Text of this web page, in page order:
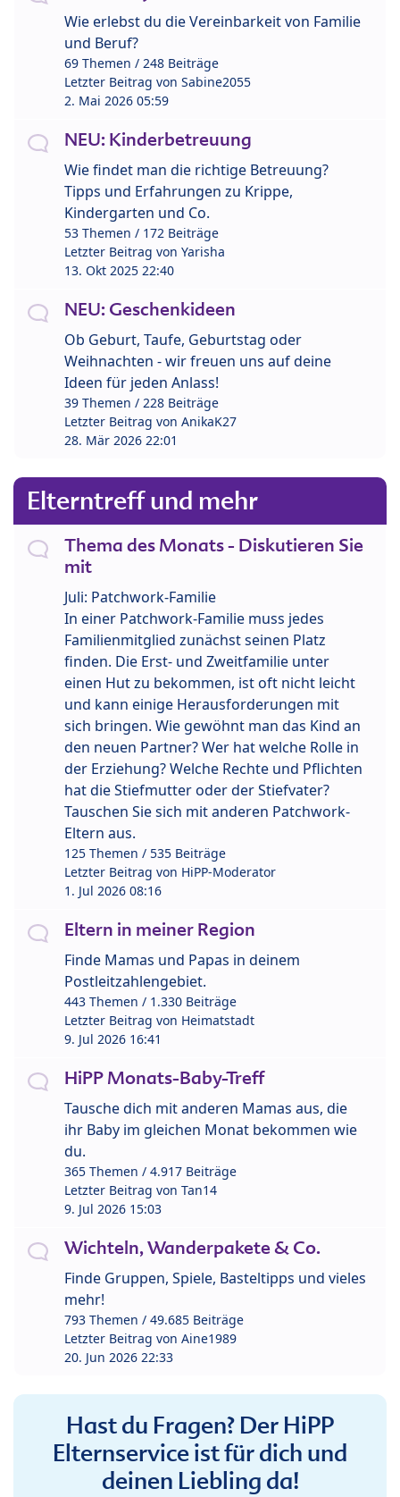
Wie erlebst du die Vereinbarkeit von Familie
und Beruf?
69 Themen / 248 Beiträge
Letzter Beitrag von Sabine2055
2. Mai 2026 05:59
NEU: Kinderbetreuung
Wie findet man die richtige Betreuung?
Tipps und Erfahrungen zu Krippe,
Kindergarten und Co.
53 Themen / 172 Beiträge
Letzter Beitrag von Yarisha
13. Okt 2025 22:40
NEU: Geschenkideen
Ob Geburt, Taufe, Geburtstag oder
Weihnachten - wir freuen uns auf deine
Ideen für jeden Anlass!
39 Themen / 228 Beiträge
Letzter Beitrag von AnikaK27
28. Mär 2026 22:01
Elterntreff und mehr
Thema des Monats - Diskutieren Sie
mit
Juli: Patchwork-Familie
In einer Patchwork-Familie muss jedes
Familienmitglied zunächst seinen Platz
finden. Die Erst- und Zweitfamilie unter
einen Hut zu bekommen, ist oft nicht leicht
und kann einige Herausforderungen mit
sich bringen. Wie gewöhnt man das Kind an
den neuen Partner? Wer hat welche Rolle in
der Erziehung? Welche Rechte und Pflichten
hat die Stiefmutter oder der Stiefvater?
Tauschen Sie sich mit anderen Patchwork-
Eltern aus.
125 Themen / 535 Beiträge
Letzter Beitrag von HiPP-Moderator
1. Jul 2026 08:16
Eltern in meiner Region
Finde Mamas und Papas in deinem
Postleitzahlengebiet.
443 Themen / 1.330 Beiträge
Letzter Beitrag von Heimatstadt
9. Jul 2026 16:41
HiPP Monats-Baby-Treff
Tausche dich mit anderen Mamas aus, die
ihr Baby im gleichen Monat bekommen wie
du.
365 Themen / 4.917 Beiträge
Letzter Beitrag von Tan14
9. Jul 2026 15:03
Wichteln, Wanderpakete & Co.
Finde Gruppen, Spiele, Basteltipps und vieles
mehr!
793 Themen / 49.685 Beiträge
Letzter Beitrag von Aine1989
20. Jun 2026 22:33
Hast du Fragen? Der HiPP
Elternservice ist für dich und
deinen Liebling da!